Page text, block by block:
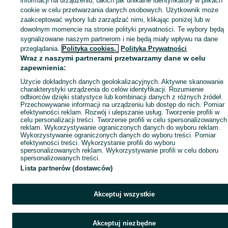
cookie w celu przetwarzania danych osobowych. Użytkownik może
zaakceptować wybory lub zarządzać nimi, klikając poniżej lub w
dowolnym momencie na stronie polityki prywatności. Te wybory będą
sygnalizowane naszym partnerom i nie będą miały wpływu na dane
przeglądania. Polityka cookies, Polityka Prywatności
Wraz z naszymi partnerami przetwarzamy dane w celu
zapewnienia:
Użycie dokładnych danych geolokalizacyjnych. Aktywne skanowanie
charakterystyki urządzenia do celów identyfikacji. Rozumienie
odbiorców dzięki statystyce lub kombinacji danych z różnych źródeł.
Przechowywanie informacji na urządzeniu lub dostęp do nich. Pomiar
efektywności reklam. Rozwój i ulepszanie usług. Tworzenie profili w
celu personalizacji treści. Tworzenie profili w celu spersonalizowanych
reklam. Wykorzystywanie ograniczonych danych do wyboru reklam.
Wykorzystywanie ograniczonych danych do wyboru treści. Pomiar
efektywności treści. Wykorzystanie profili do wyboru
spersonalizowanych reklam. Wykorzystywanie profili w celu doboru
spersonalizowanych treści.
Lista partnerów (dostawców)
Akceptuj wszystkie
Akceptuj niezbędne